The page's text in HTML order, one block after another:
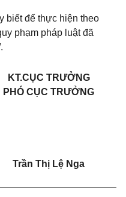
biết để thực hiện theo
phạm pháp luật đã
KT.CỤC TRƯỞNG
PHÓ CỤC TRƯỞNG
Trần Thị Lệ Nga